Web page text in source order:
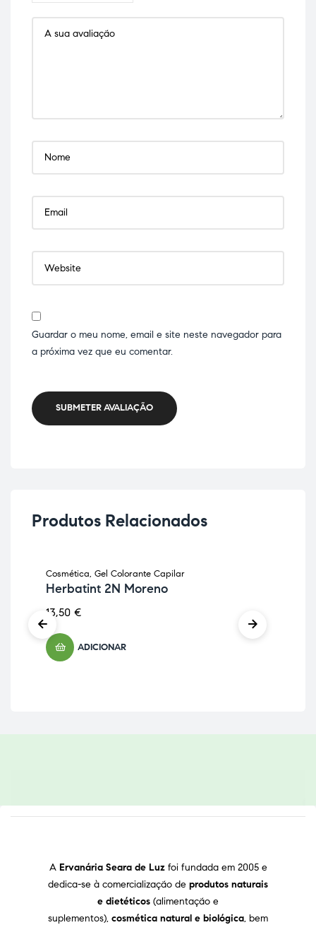
Guardar o meu nome, email e site neste navegador para
a próxima vez que eu comentar.
SUBMETER AVALIAÇÃO
Produtos Relacionados
Cosmética, Gel Colorante Capilar
Herbatint 2N Moreno
13,50 €
ADICIONAR
A Ervanária Seara de Luz foi fundada em 2005 e
dedica-se à comercialização de produtos naturais
e dietéticos (alimentação e
suplementos), cosmética natural e biológica, bem